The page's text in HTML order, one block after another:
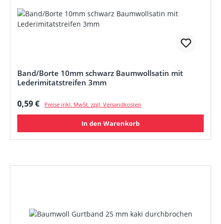
Band/Borte 10mm schwarz Baumwollsatin mit
Lederimitatstreifen 3mm
Regulärer Preis:
0,59 € Preise inkl. MwSt. zzgl. Versandkosten
In den Warenkorb